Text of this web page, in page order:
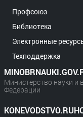
Профсоюз
Библиотека
Электронные
Техподдержка
Министерство науки и
Федерации